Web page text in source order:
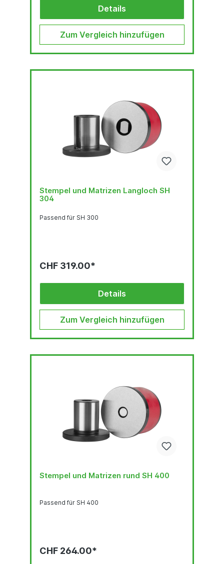
Details
Zum Vergleich hinzufügen
Stempel und Matrizen Langloch SH
304
Passend für SH 300
CHF 319.00*
Details
Zum Vergleich hinzufügen
Stempel und Matrizen rund SH 400
Passend für SH 400
CHF 264.00*